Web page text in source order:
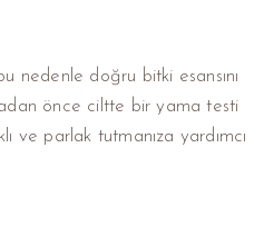
nedenle doğru bitki esansını
önce ciltte bir yama testi
ve parlak tutmanıza yardımcı